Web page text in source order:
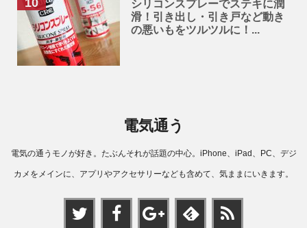
シリコンスプレーでステキに潤
滑！引き出し・引き戸など動き
の悪いもをツルツルに！...
電気通う
電気の通うモノが好き。たぶんそれが話題の中心。iPhone、iPad、PC、デジ
カメをメインに、アプリやアクセサリーなども含めて、気ままにいきます。